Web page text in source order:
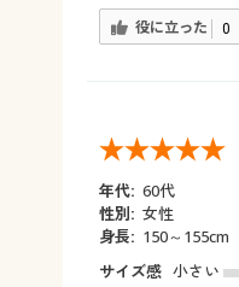
役に立った 0
年代: 60代
性別: 女性
身長: 150～155cm
サイズ感 小さい